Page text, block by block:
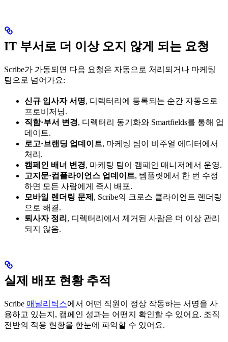
IT 부서로 더 이상 오지 않게 되는 요청
Scribe가 가동되면 다음 요청은 자동으로 처리되거나 마케팅
팀으로 넘어가요:
신규 입사자 서명, 디렉터리에 등록되는 순간 자동으로
프로비저닝.
직함·부서 변경, 디렉터리 동기화와 Smartfields를 통해 업
데이트.
로고·브랜딩 업데이트, 마케팅 팀이 비주얼 에디터에서
처리.
캠페인 배너 변경, 마케팅 팀이 캠페인 매니저에서 운영.
고지문·컴플라이언스 업데이트, 템플릿에서 한 번 수정
하면 모든 사람에게 즉시 배포.
모바일 렌더링 문제 , Scribe의 크로스 클라이언트 렌더링
으로 해결.
퇴사자 정리 , 디렉터리에서 제거된 사람은 더 이상 관리
되지 않음.
실제 배포 현황 추적
Scribe 애널리틱스에서 어떤 직원이 정상 작동하는 서명을 사
용하고 있는지, 캠페인 성과는 어떤지 확인할 수 있어요. 조직
전반의 적용 현황을 한눈에 파악할 수 있어요.